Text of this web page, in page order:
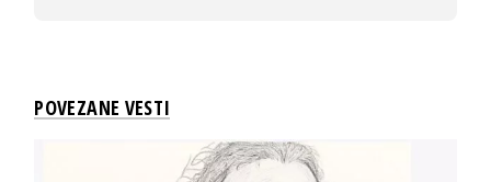
POVEZANE VESTI